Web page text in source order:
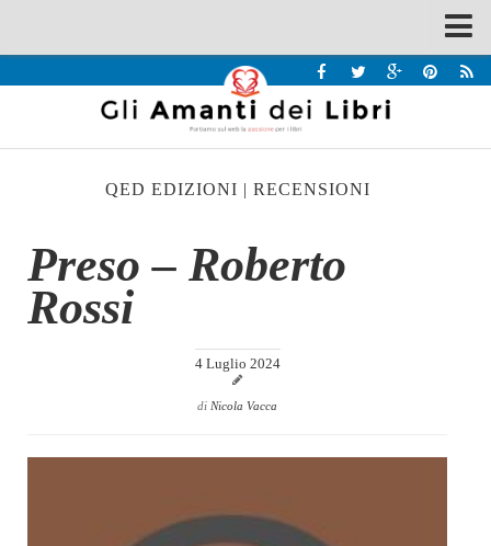
Recensioni
Interviste & Incontri
Chi siamo
Contatti
QED EDIZIONI | RECENSIONI
Preso – Roberto
Rossi
4 Luglio 2024
di Nicola Vacca